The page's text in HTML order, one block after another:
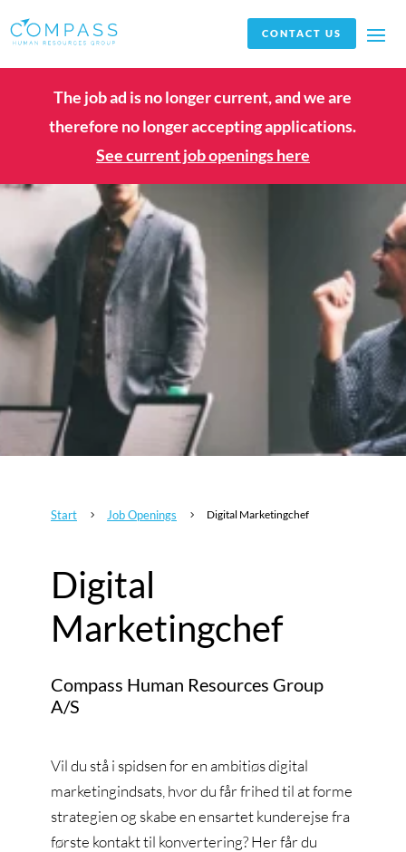
CONTACT US
The job ad is no longer current, and we are
therefore no longer accepting applications.
See current job openings here
Start 5 Job Openings 5 Digital Marketingchef
Digital
Marketingchef
Compass Human Resources Group
A/S
Vil du stå i spidsen for en ambitiøs digital
marketingindsats, hvor du får frihed til at forme
strategien og skabe en ensartet kunderejse fra
første kontakt til konvertering? Her får du